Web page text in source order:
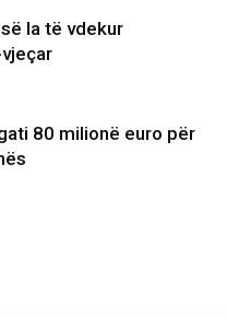
la të vdekur
80 milionë euro për